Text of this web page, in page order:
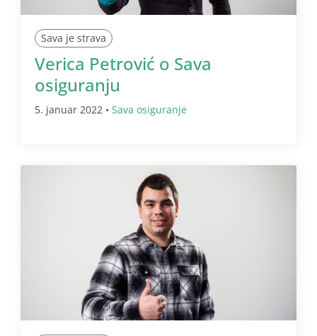
Sava je strava
Verica Petrović o Sava
osiguranju
5. januar 2022 • Sava osiguranje